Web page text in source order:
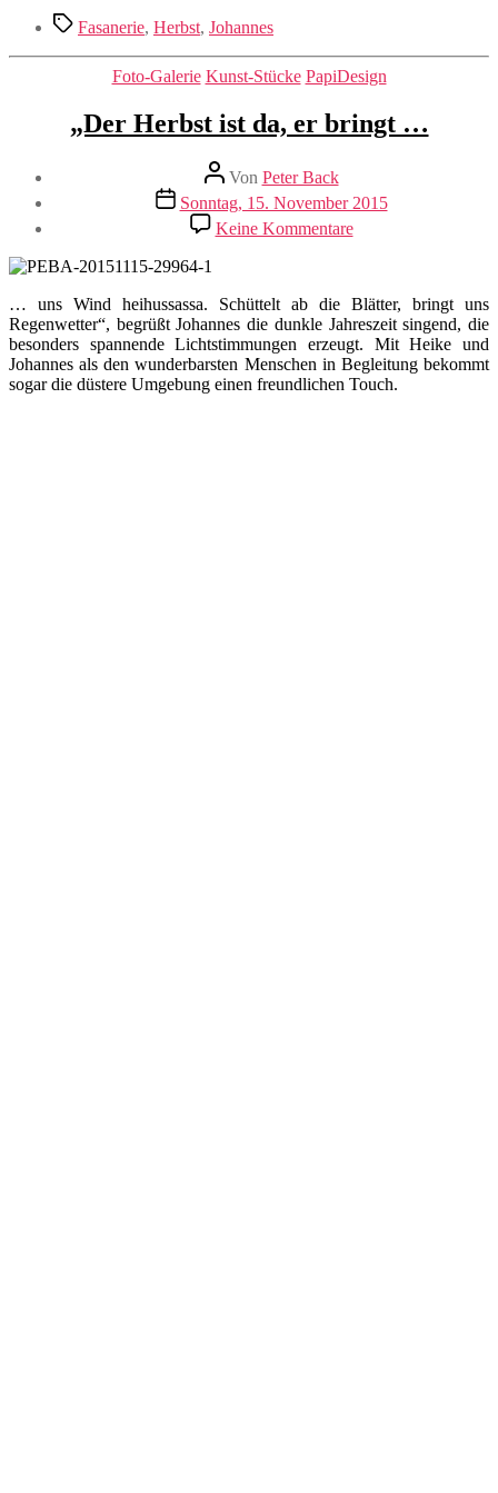
Schlagwörter
Fasanerie, Herbst, Johannes
Kategorien
Foto-Galerie Kunst-Stücke PapiDesign
„Der Herbst ist da, er bringt …
Beitragsautor
Von Peter Back
Veröffentlichungsdatum
Sonntag, 15. November 2015
Keine Kommentarezu
„Der
da,
er
bringt
…
… uns Wind heihussassa. Schüttelt ab die Blätter, bringt uns
Regenwetter“, begrüßt Johannes die dunkle Jahreszeit singend, die
besonders spannende Lichtstimmungen erzeugt. Mit Heike und
Johannes als den wunderbarsten Menschen in Begleitung bekommt
sogar die düstere Umgebung einen freundlichen Touch.